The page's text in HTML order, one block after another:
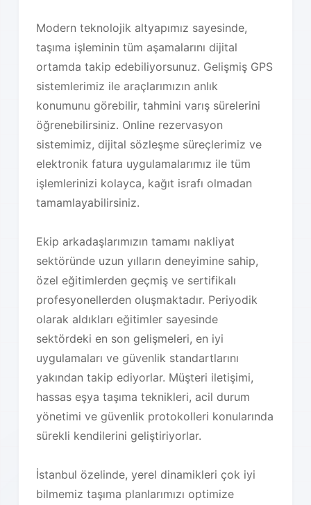
Modern teknolojik altyapımız sayesinde,
taşıma işleminin tüm aşamalarını dijital
ortamda takip edebiliyorsunuz. Gelişmiş GPS
sistemlerimiz ile araçlarımızın anlık
konumunu görebilir, tahmini varış sürelerini
öğrenebilirsiniz. Online rezervasyon
sistemimiz, dijital sözleşme süreçlerimiz ve
elektronik fatura uygulamalarımız ile tüm
işlemlerinizi kolayca, kağıt israfı olmadan
tamamlayabilirsiniz.
Ekip arkadaşlarımızın tamamı nakliyat
sektöründe uzun yılların deneyimine sahip,
özel eğitimlerden geçmiş ve sertifikalı
profesyonellerden oluşmaktadır. Periyodik
olarak aldıkları eğitimler sayesinde
sektördeki en son gelişmeleri, en iyi
uygulamaları ve güvenlik standartlarını
yakından takip ediyorlar. Müşteri iletişimi,
hassas eşya taşıma teknikleri, acil durum
yönetimi ve güvenlik protokolleri konularında
sürekli kendilerini geliştiriyorlar.
İstanbul özelinde, yerel dinamikleri çok iyi
bilmemiz taşıma planlarımızı optimize